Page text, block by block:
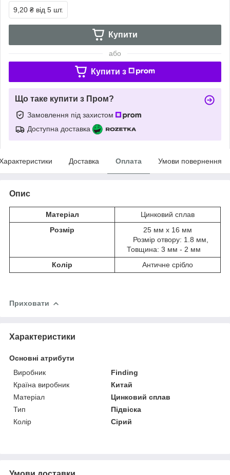
9,20 ₴ від 5 шт.
Купити
або
Купити з
Що таке купити з Пром?
Замовлення під захистом
Доступна доставка
Доставка Оплата Умови повернення
Опис
Матеріал
Цинковий сплав
Розмір
25 мм x 16 мм
Розмір отвору: 1.8 мм,
Товщина: 3 мм - 2 мм
Колір
Античне срібло
Приховати
Характеристики
Основні атрибути
Виробник
Finding
Країна виробник
Китай
Матеріал
Цинковий сплав
Тип
Підвіска
Колір
Сірий